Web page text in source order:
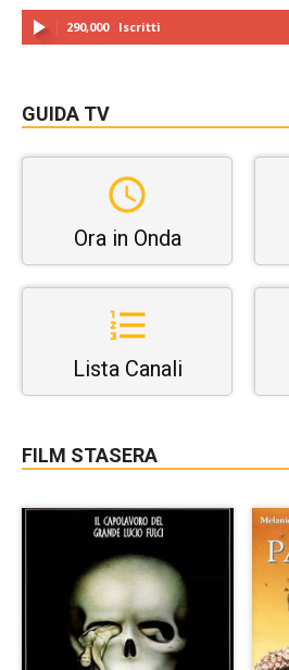
290,000 Iscritti
GUIDA TV
Ora in Onda
Lista Canali
FILM STASERA